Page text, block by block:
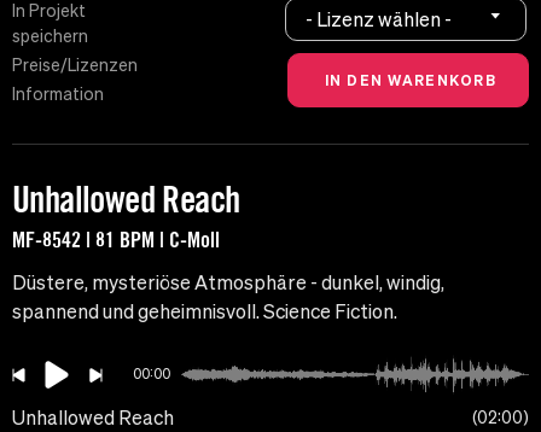
In Projekt
speichern
Preise/Lizenzen
Information
- Lizenz wählen -
Unhallowed Reach
MF-8542 | 81 BPM | C-Moll
Düstere, mysteriöse Atmosphäre - dunkel, windig,
spannend und geheimnisvoll. Science Fiction.
00:00
Unhallowed Reach 02:00